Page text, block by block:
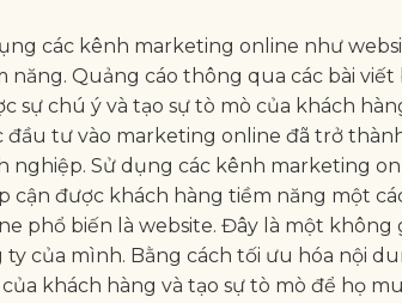
các kênh marketing online như
Quảng cáo thông qua các bài
sự chú ý và tạo sự tò mò của khách
đầu tư vào marketing online đã trở
Sử dụng các kênh marketing
cận được khách hàng tiềm năng một
phổ biến là website. Đây là một không
của mình. Bằng cách tối ưu hóa nội
khách hàng và tạo sự tò mò để họ